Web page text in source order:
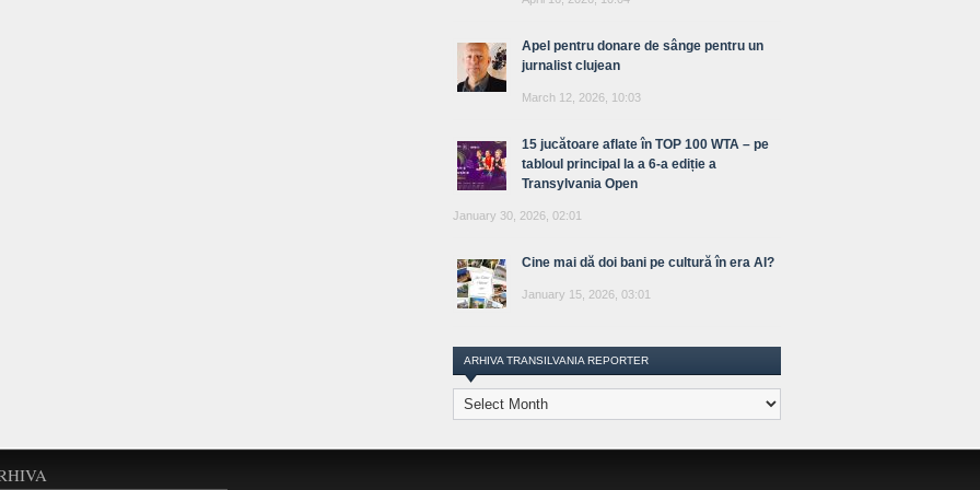
Apel pentru donare de sânge pentru un
jurnalist clujean
March 12, 2026, 10:03
15 jucătoare aflate în TOP 100 WTA – pe
tabloul principal la a 6-a ediție a
Transylvania Open
January 30, 2026, 02:01
Cine mai dă doi bani pe cultură în era AI?
January 15, 2026, 03:01
ARHIVA TRANSILVANIA REPORTER
Arhiva
Transilvania